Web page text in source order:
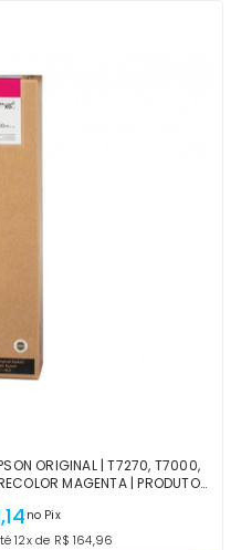
ORIGINAL | T7270, T7000,
MAGENTA | PRODUTO
no Pix
12x de R$ 164,96